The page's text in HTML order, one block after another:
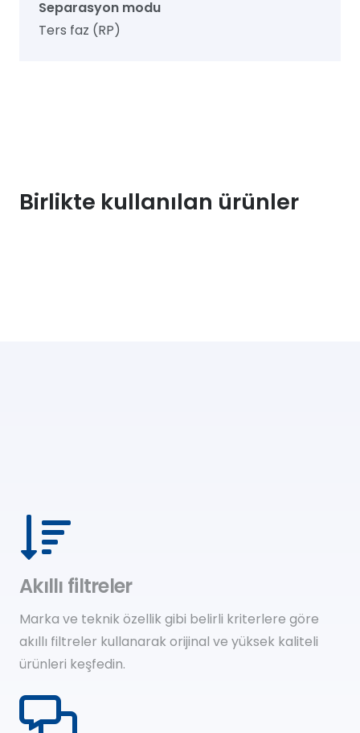
Separasyon modu
Ters faz (RP)
Birlikte kullanılan ürünler
Akıllı filtreler
Marka ve teknik özellik gibi belirli kriterlere göre
akıllı filtreler kullanarak orijinal ve yüksek kaliteli
ürünleri keşfedin.